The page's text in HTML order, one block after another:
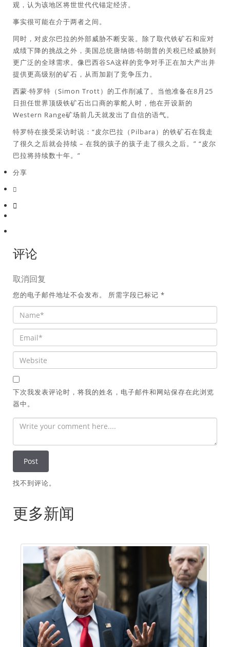
观，认为该地区将世世代代锚定经济。
事实很可能在介于两者之间。
同时，对皮尔巴拉的外部威胁不断安装。除了取代铁矿石和应对
成绩下降的挑战之外，美国总统唐纳德·特朗普的关税已经威胁到
更广泛的全球需求。像巴西谷SA这样的竞争对手正在加大产出并
提供更高级别的矿石，从而加剧了竞争压力。
西蒙·特罗特（Simon Trott）的工作削减了。当他准备在8月25
日担任世界顶级铁矿石出口商的掌舵人时，他在开设新的
Western Range矿场前几天就发出了自信的语气。
特罗特在接受采访时说：“皮尔巴拉（Pilbara）的铁矿石在我走
了很久之后就会持续 – 在我的孩子的孩子走了很久之后。” “皮尔
巴拉将持续数十年。”
分享
评论
取消回复
您的电子邮件地址不会发布。 所需字段已标记 *
下次我发表评论时，将我的姓名，电子邮件和网站保存在此浏览
器中。
找不到评论。
更多新闻